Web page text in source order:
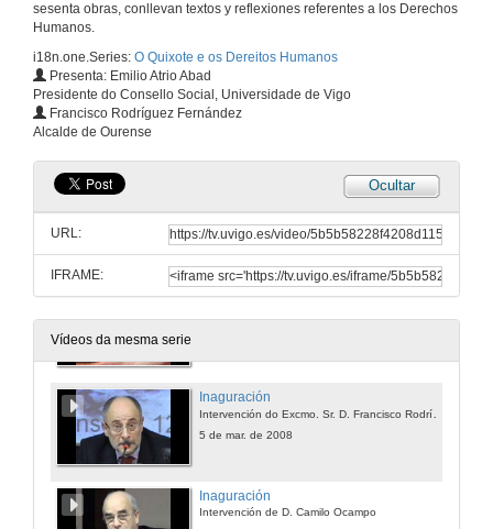
sesenta obras, conllevan textos y reflexiones referentes a los Derechos
Humanos.
i18n.one.Series: O Quixote e os Dereitos Humanos
Presenta: Emilio Atrio Abad
Presidente do Consello Social, Universidade de Vigo
Francisco Rodríguez Fernández
Alcalde de Ourense
Ocultar
URL:
IFRAME:
Vídeos da mesma serie
Exposición Pictórica "O Quixote e os Dereitos Humanos"
D. Juan Queralt
5 de mar. de 2008
Exposición Pictórica "O Quixote e os Dereitos Humanos"
Inaguración
5 de mar. de 2008
Inaguración
Intervención de D. Camilo Ocampo